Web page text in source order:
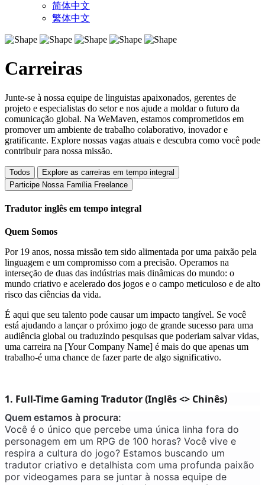
简体中文
繁体中文
Carreiras
Junte-se à nossa equipe de linguistas apaixonados, gerentes de
projeto e especialistas do setor e nos ajude a moldar o futuro da
comunicação global. Na WeMaven, estamos comprometidos em
promover um ambiente de trabalho colaborativo, inovador e
gratificante. Explore nossas vagas atuais e descubra como você pode
contribuir para nossa missão.
Todos
Explore as carreiras em tempo integral
Participe Nossa Família Freelance
Tradutor inglês em tempo integral
Quem Somos
Por 19 anos, nossa missão tem sido alimentada por uma paixão pela
linguagem e um compromisso com a precisão. Operamos na
interseção de duas das indústrias mais dinâmicas do mundo: o
mundo criativo e acelerado dos jogos e o campo meticuloso e de alto
risco das ciências da vida.
É aqui que seu talento pode causar um impacto tangível. Se você
está ajudando a lançar o próximo jogo de grande sucesso para uma
audiência global ou traduzindo pesquisas que poderiam salvar vidas,
uma carreira na [Your Company Name] é mais do que apenas um
trabalho-é uma chance de fazer parte de algo significativo.
1. Full-Time Gaming Tradutor (Inglês <> Chinês)
Quem estamos à procura:
Você é o único que percebe uma única linha fora do
personagem em um RPG de 100 horas? Você vive e
respira a cultura do jogo? Estamos buscando um
tradutor criativo e detalhista com uma profunda paixão
por videogames para se juntar à nossa equipe de